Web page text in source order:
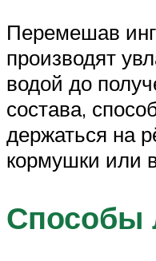
Перемешав
производят
водой до
состава,
держаться на
кормушки или
Способы